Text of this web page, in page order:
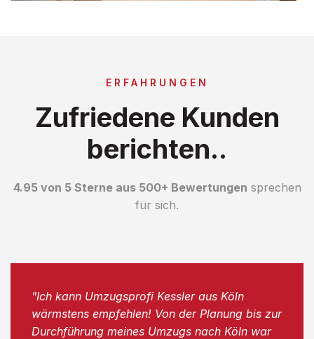
ERFAHRUNGEN
Zufriedene Kunden
berichten..
4.95 von 5 Sterne aus 500+ Bewertungen sprechen
für sich.
"Ich kann Umzugsprofi Kessler aus Köln
wärmstens empfehlen! Von der Planung bis zur
Durchführung meines Umzugs nach Köln war